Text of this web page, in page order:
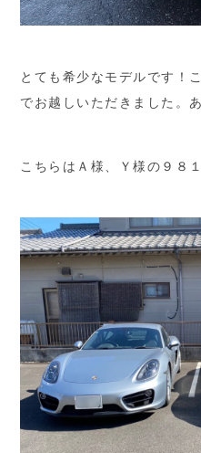
とても希少なモデルです！
でお越しいただきました。
こちらはＡ様、Ｙ様の９８